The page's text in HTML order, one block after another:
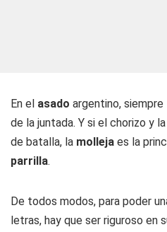
En el asado argentino, siempre
de la juntada. Y si el chorizo y
de batalla, la molleja es la
parrilla.
De todos modos, para poder
letras, hay que ser riguroso en